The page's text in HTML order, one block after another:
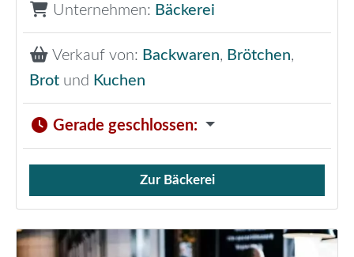
Unternehmen: Bäckerei
Verkauf von: Backwaren, Brötchen,
Brot und Kuchen
Gerade geschlossen:
Verkauf von Brötchen,
Zur Bäckerei